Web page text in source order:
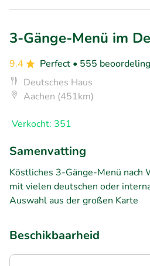
3-Gänge-Menü im
9.4 Perfect • 555
Deutsches Haus
Aachen (451km)
Verkocht: 351
Samenvatting
Köstliches 3-Gänge-Menü nach
mit vielen deutschen oder
Auswahl aus der großen Karte
Beschikbaarheid